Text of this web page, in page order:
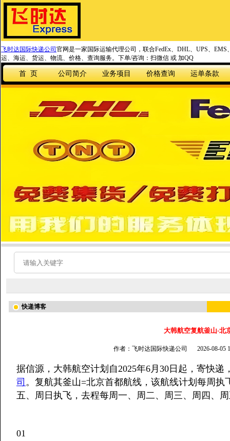
飞时达国际快递公司 官网是一家国际运输代理公司，联合FedEx、DHL、UPS、
运、海运、货运、物流、价格、查询服务。下单/咨询：扫微信 或 加QQ
首 页 公司简介 业务项目 价格查询 运单条款
快递博客
大韩航空复航釜山-北
作者：飞时达国际快递公司 2026-08-05
据信源，大韩航空计划自2025年6月30日起，寄快递
司 。复航其釜山=北京首都航线，该航线计划每周
五、周日执飞，去程每周一、周二、周三、周四、
01